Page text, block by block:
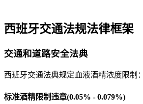
西班牙交通法规法律框架
交通和道路安全法典
西班牙交通法典规定血液酒精浓度限制
标准酒精限制违章(0.05% - 0.079%)